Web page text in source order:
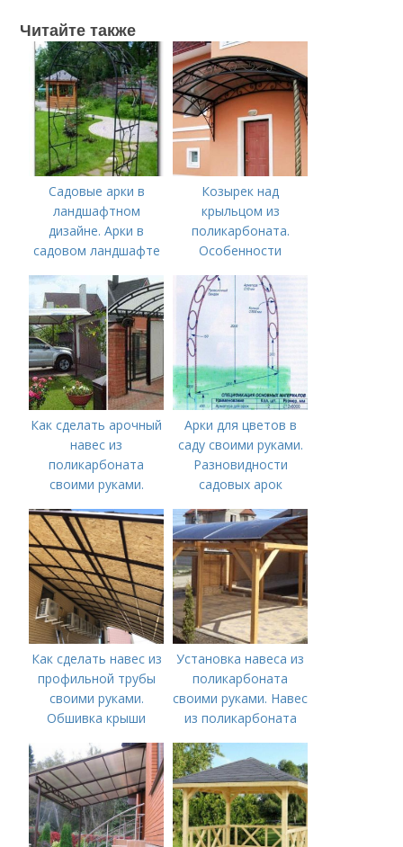
Читайте также
Садовые арки в
ландшафтном
дизайне. Арки в
садовом ландшафте
Козырек над
крыльцом из
поликарбоната.
Особенности
поликарбоната над
крыльцом
Как сделать арочный
навес из
поликарбоната
своими руками.
Арки для цветов в
саду своими руками.
Разновидности
садовых арок
Как сделать навес из
профильной трубы
своими руками.
Обшивка крыши
Установка навеса из
поликарбоната
своими руками. Навес
из поликарбоната
варианты
конструкций и их
строительство